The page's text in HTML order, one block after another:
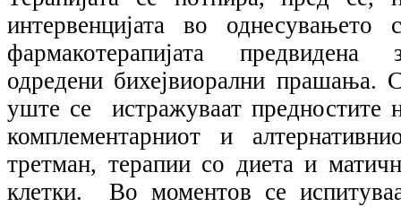
интервенцијата во однесувањето
фармакотерапијата предвидена
одредени бихејвиорални прашања.
уште се истражуваат предностите
комплементарниот и
третман, терапии со диета и
клетки. Во моментов се